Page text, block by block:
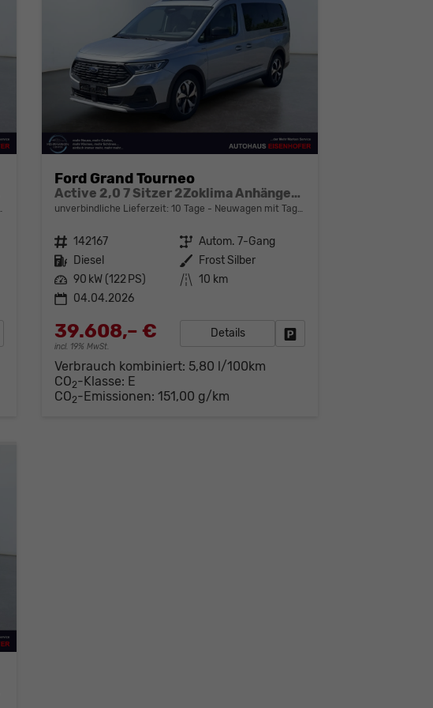
Fahrzeug parken
Ford Grand Tourneo
Active 2,0 7 Sitzer 2Zoklima Anhängerkupplung Panoramadach AGR Sitze Sitzheizung Einparkhilfe Kamera 17 Zoll Leichtmetall ACC
unverbindliche Lieferzeit:10 Tage Neuwagen mit Tageszulassung
Fahrzeugnr. 142167 Getriebe Autom. 7-Gang
Kraftstoff Diesel Außenfarbe Frost Silber
Leistung 90 kW (122 PS) Kilometerstand 10 km
04.04.2026
39.608,– €
incl. 19% MwSt.
Details
Verbrauch kombiniert: 5,80 l/100km
CO2-Klasse: E
CO2-Emissionen:151,00 g/km